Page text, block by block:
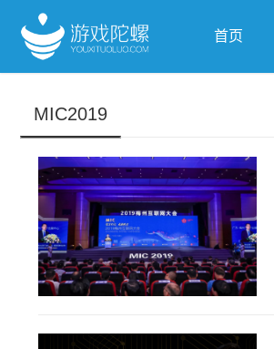
首页
MIC2019